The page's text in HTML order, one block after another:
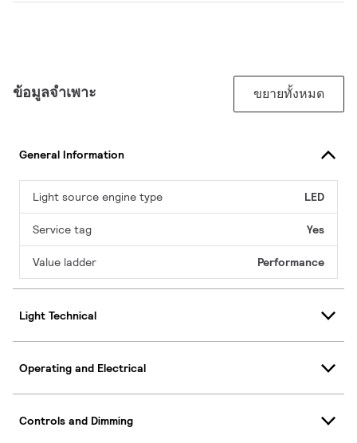
ข้อมูลจำเพาะ ขยายทั้งหมด
General Information
Light source engine type LED
Service tag Yes
Value ladder Performance
Light Technical
Operating and Electrical
Controls and Dimming